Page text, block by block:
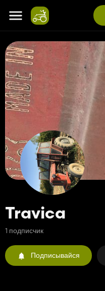
Travica
1 подписчик
Подписывайся